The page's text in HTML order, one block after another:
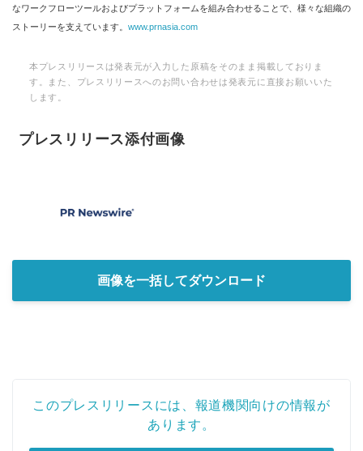
なワークフローツールおよびプラットフォームを組み合わせることで、様々な組織の
ストーリーを支えています。 www.prnasia.com
本プレスリリースは発表元が入力した原稿をそのまま掲載しておりま
す。また、プレスリリースへのお問い合わせは発表元に直接お願いいた
します。
プレスリリース添付画像
画像を一括してダウンロード
このプレスリリースには、報道機関向けの情報が
あります。